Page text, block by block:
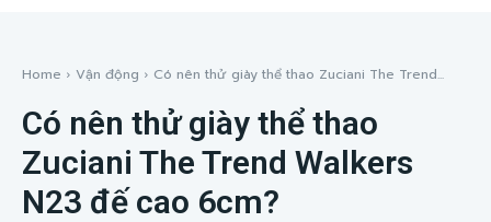
Home Vận động Có nên thử giày thể thao Zuciani The Trend...
Có nên thử giày thể thao
Zuciani The Trend Walkers
N23 đế cao 6cm?